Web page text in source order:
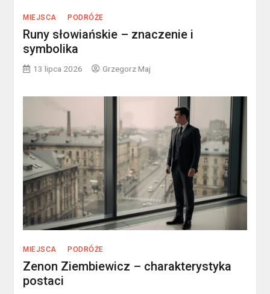
MIEJSCA PODRÓŻE
Runy słowiańskie – znaczenie i
symbolika
13 lipca 2026 Grzegorz Maj
MIEJSCA PODRÓŻE
Zenon Ziembiewicz – charakterystyka
postaci